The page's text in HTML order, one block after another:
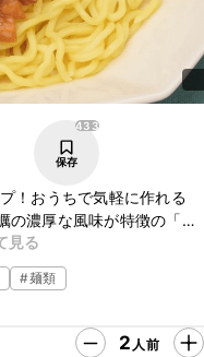
433
保存
！おうちで気軽に作れる
の濃厚な風味が特徴の「李
気に味に深みが出ます。粗
なり、やみつきになる一品
ぜひお試しくださいね。
見る
#麺類
2 人前